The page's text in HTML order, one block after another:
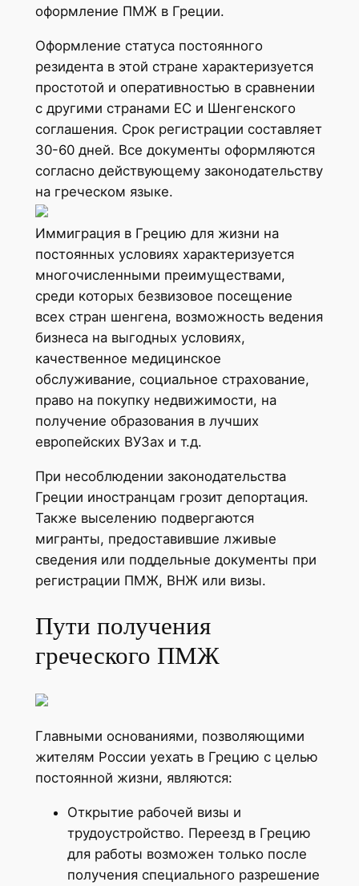
оформление ПМЖ в Греции.
Оформление статуса постоянного
резидента в этой стране характеризуется
простотой и оперативностью в сравнении
с другими странами ЕС и Шенгенского
соглашения. Срок регистрации составляет
30-60 дней. Все документы оформляются
согласно действующему законодательству
на греческом языке.
Иммиграция в Грецию для жизни на
постоянных условиях характеризуется
многочисленными преимуществами,
среди которых безвизовое посещение
всех стран шенгена, возможность ведения
бизнеса на выгодных условиях,
качественное медицинское
обслуживание, социальное страхование,
право на покупку недвижимости, на
получение образования в лучших
европейских ВУЗах и т.д.
При несоблюдении законодательства
Греции иностранцам грозит депортация.
Также выселению подвергаются
мигранты, предоставившие лживые
сведения или поддельные документы при
регистрации ПМЖ, ВНЖ или визы.
Пути получения
греческого ПМЖ
Главными основаниями, позволяющими
жителям России уехать в Грецию с целью
постоянной жизни, являются:
Открытие рабочей визы и
трудоустройство. Переезд в Грецию
для работы возможен только после
получения специального разрешение